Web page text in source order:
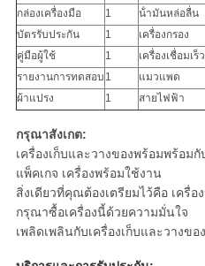
กล่องเครื่องมือ
1 น้ํามันหล่อลื่น
บัตรรับประกัน
1 เครื่องกรอง
คู่มือผู้ใช้
1 เครื่องเชื่อมเร็ว
รายงานการทดสอบ 1 แมวแพด
ผ้าแปรง
1 สายไฟฟ้า
กรุณาสังเกต:
เครื่องเก็บและวางของพร้อมพร้อม
แพ็คเกจ เครื่องพร้อมใช้งาน
สิ่งเดียวที่คุณต้องเตรียมไว้คือ เครื่อ
กรุณาซื้อเครื่องนี้ด้วยความมั่นใจ
เพลิดเพลินกับเครื่องเก็บและวางข